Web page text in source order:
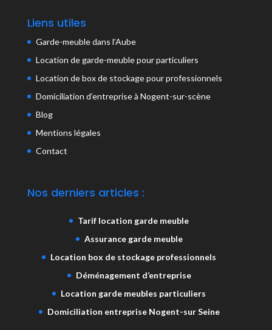
Liens utiles
Garde-meuble dans l’Aube
Location de garde-meuble pour particuliers
Location de box de stockage pour professionnels
Domiciliation d’entreprise à Nogent-sur-scène
Blog
Mentions légales
Contact
Nos derniers articles :
Tarif location garde meuble
Assurance garde meuble
Location box de stockage professionnels
Déménagement d’entreprise
Location garde meubles particuliers
Domiciliation entreprise Nogent-sur Seine